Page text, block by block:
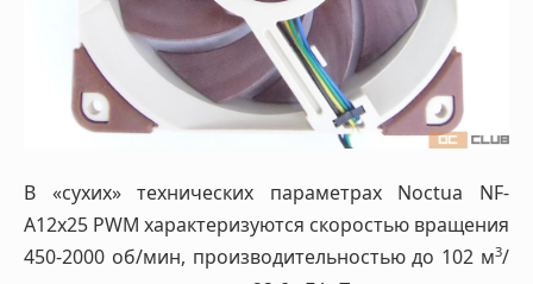
В «сухих» технических параметрах Noctua NF-
A12x25 PWM характеризуются скоростью вращения
450-2000 об/мин, производительностью до 102 м3/